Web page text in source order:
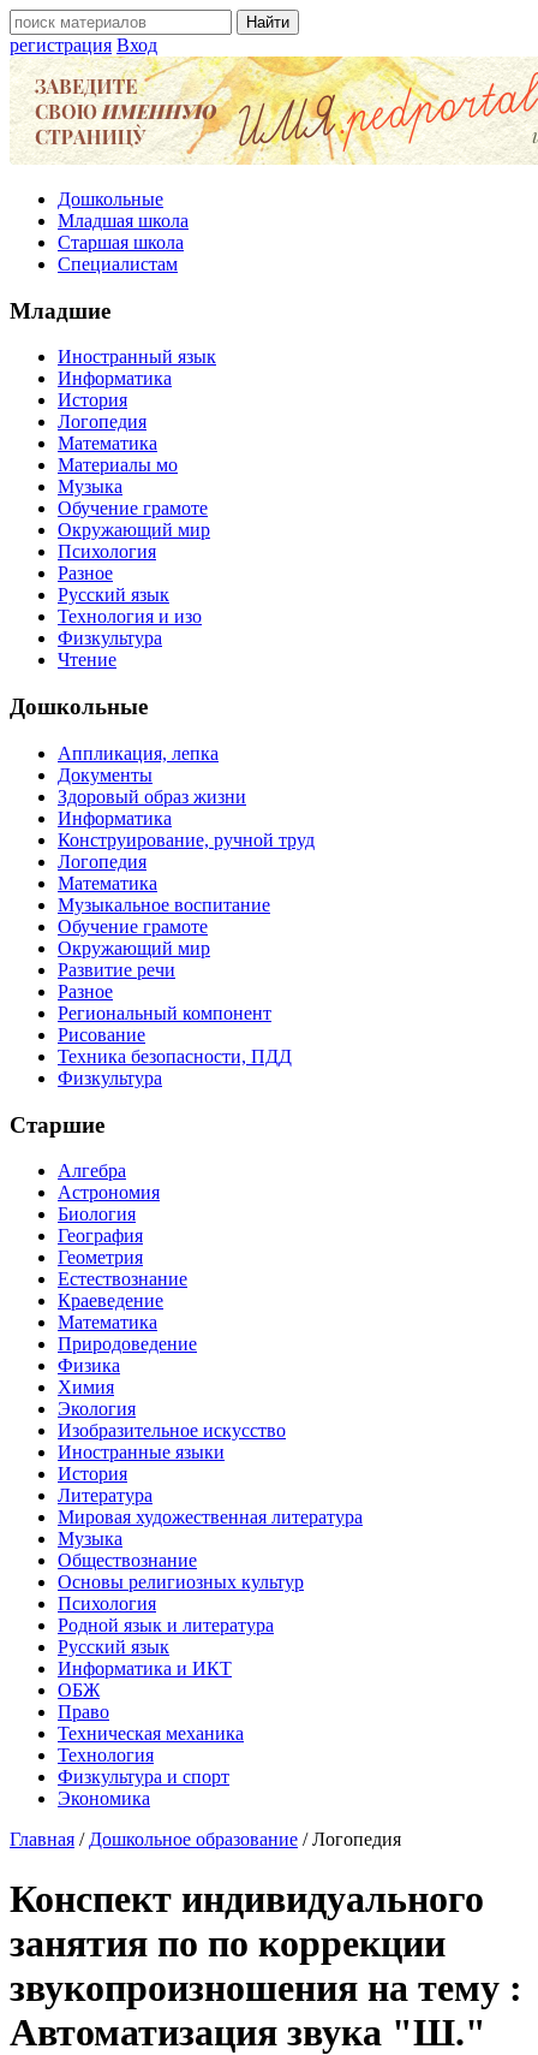
регистрация Вход
Дошкольные
Младшая школа
Старшая школа
Специалистам
Младшие
Иностранный язык
Информатика
История
Логопедия
Математика
Материалы мо
Музыка
Обучение грамоте
Окружающий мир
Психология
Разное
Русский язык
Технология и изо
Физкультура
Чтение
Дошкольные
Аппликация, лепка
Документы
Здоровый образ жизни
Информатика
Конструирование, ручной труд
Логопедия
Математика
Музыкальное воспитание
Обучение грамоте
Окружающий мир
Развитие речи
Разное
Региональный компонент
Рисование
Техника безопасности, ПДД
Физкультура
Старшие
Алгебра
Астрономия
Биология
География
Геометрия
Естествознание
Краеведение
Математика
Природоведение
Физика
Химия
Экология
Изобразительное искусство
Иностранные языки
История
Литература
Мировая художественная литература
Музыка
Обществознание
Основы религиозных культур
Психология
Родной язык и литература
Русский язык
Информатика и ИКТ
ОБЖ
Право
Техническая механика
Технология
Физкультура и спорт
Экономика
Главная / Дошкольное образование /Логопедия
Конспект индивидуального
занятия по по коррекции
звукопроизношения на тему :
Автоматизация звука "Ш."